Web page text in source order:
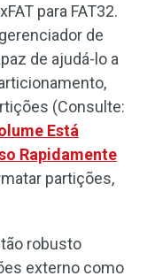
para FAT32.
de
de ajudá-lo a
(Consulte:
Está
Rapidamente
partições,
robusto
externo como